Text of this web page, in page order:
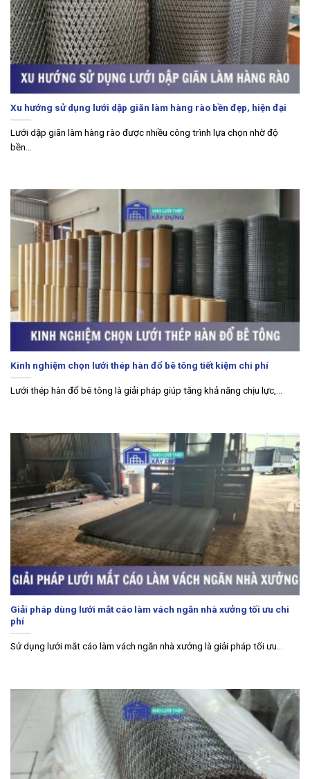
Xu hướng sử dụng lưới dập giãn làm hàng rào bền đẹp, hiện đại
Lưới dập giãn làm hàng rào được nhiều công trình lựa chọn nhờ độ
bền...
Kinh nghiệm chọn lưới thép hàn đổ bê tông tiết kiệm chi phí
Lưới thép hàn đổ bê tông là giải pháp giúp tăng khả năng chịu lực,...
Giải pháp dùng lưới mắt cáo làm vách ngăn nhà xưởng tối ưu chi
phí
Sử dụng lưới mắt cáo làm vách ngăn nhà xưởng là giải pháp tối ưu...